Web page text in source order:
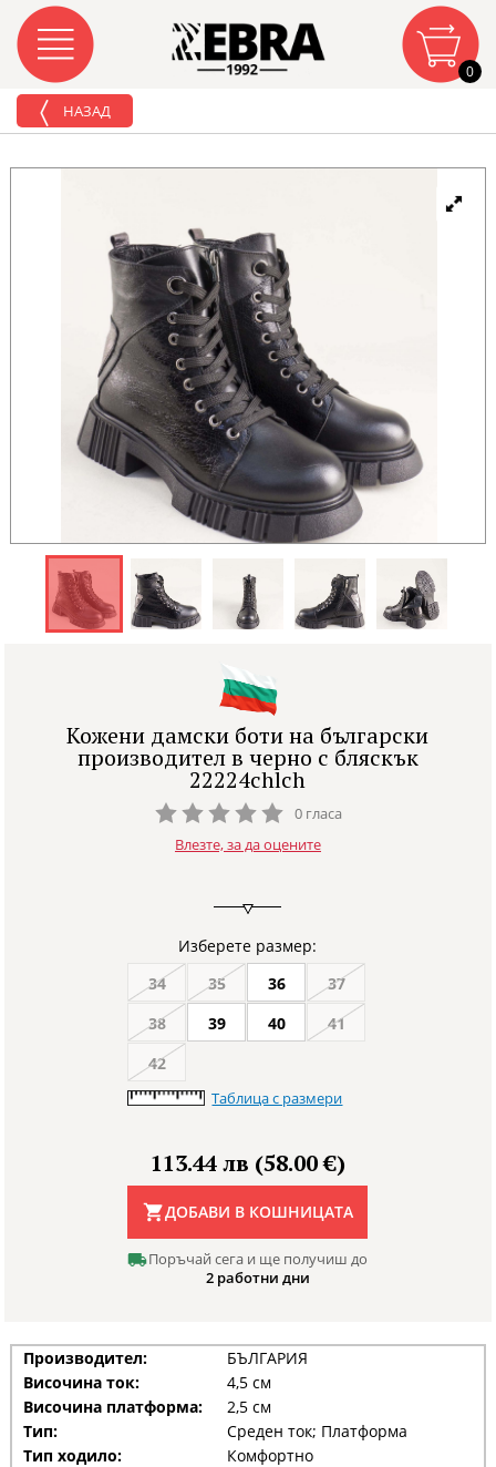
0
НАЗАД
Кожени дамски боти на български
производител в черно с бляскък
22224chlch
0 гласа
Влезте, за да оцените
Изберете размер:
34
35 36
37
38
39 40
41
42
Таблица с размери
113.44 лв (58.00 €)
ДОБАВИ В КОШНИЦАТА
Поръчай сега и ще получиш до
2 работни дни
Производител:
БЪЛГАРИЯ
Височина ток:
4,5 см
Височина платформа:
2,5 см
Тип:
Среден ток; Платформа
Тип ходило:
Комфортно